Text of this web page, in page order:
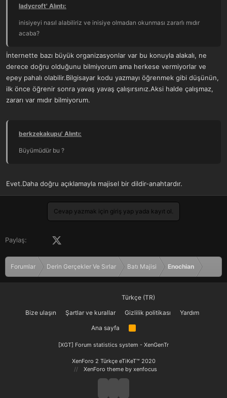
ladycroft' Alıntı:
inisiyeyi nasıl alabiliriz ve inisiye olmadan okunması zararlı mıdır
acaba?
İnternette bazı büyük organizasyonlar var bu konuyla alakalı, ne
derece doğru olduğunu bilmiyorum ama herkese vermiyorlar ve
epey pahalı olabilir.Bilgisayar kodu yazmayı öğrenmek gibi düşünün,
ilk önce öğrenir sonra yavaş yavaş çalışırsınız.Aksi halde çalışmaz,
zararı var mıdır bilmiyorum.
berkzekakupu' Alıntı:
Büyümüdür bu ?
Evet.Daha doğru açıklamayla majisel bir dildir-anahtardır.
Cevap yazmak için giriş yap yada kayıt ol.
Paylaş: Facebook
Forumlar Derin Gerçekler Ve Sırlar Batı Majisi Enochian
Türkçe (TR)
Bize ulaşın
Şartlar ve kurallar Gizlilik politikası
Yardım
Ana sayfa
R
[XGT] Forum statistics system - XenGenTr
XenForo 2 Türkçe eTiKeT™ 2020
XenForo theme by xenfocus